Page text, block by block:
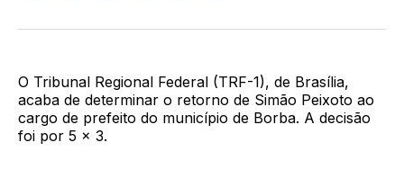
BlueSkyTwitterFacebook
LinkedInWhatsApp
Email
O Tribunal Regional Federal (TRF-1), de Brasília,
acaba de determinar o retorno de Simão Peixoto ao
cargo de prefeito do município de Borba. A decisão
foi por 5 x 3.